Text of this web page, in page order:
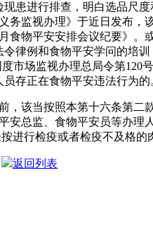
进行排查，明白选品尺
监视办理》于近日发布
物平安安排会议纪要》
律例和食物平安学问的培
市场监视办理总局令第120
存正在食物平安违法行为的
当按照本第十六条第二
总监、食物平安员等办
进行检疫或者检疫不及格的
返回列表